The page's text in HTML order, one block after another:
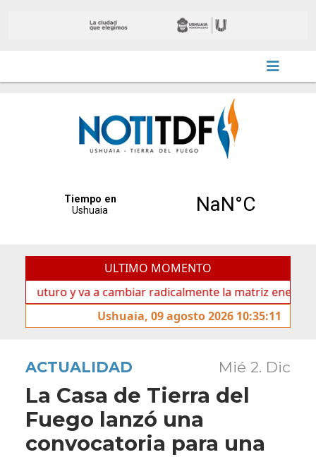
ULTIMO MOMENTO
y va a cambiar radicalmente la matriz energética de
Ushuaia, 09 agosto 2026 10:35:11
ACTUALIDAD Mié 2. Dic
La Casa de Tierra del
Fuego lanzó una
convocatoria para una